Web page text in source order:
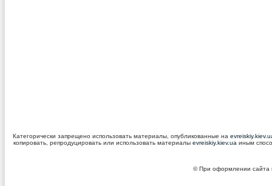
Категорически запрещено использовать материалы, опубликованные на
копировать, репродуцировать или использовать материалыevreiskiy.kiev.ua иным
© При оформлении сайта